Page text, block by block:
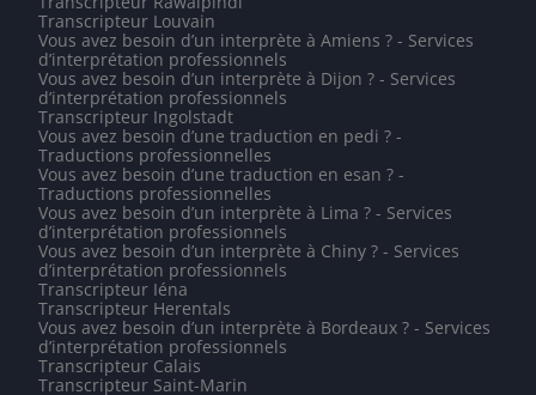
Transcripteur Louvain
Vous avez besoin d’un interprète à Amiens ? - Services
d’interprétation professionnels
Vous avez besoin d’un interprète à Dijon ? - Services
d’interprétation professionnels
Transcripteur Ingolstadt
Vous avez besoin d’une traduction en pedi ? -
Traductions professionnelles
Vous avez besoin d’une traduction en esan ? -
Traductions professionnelles
Vous avez besoin d’un interprète à Lima ? - Services
d’interprétation professionnels
Vous avez besoin d’un interprète à Chiny ? - Services
d’interprétation professionnels
Transcripteur Iéna
Transcripteur Herentals
Vous avez besoin d’un interprète à Bordeaux ? - Services
d’interprétation professionnels
Transcripteur Calais
Transcripteur Saint-Marin